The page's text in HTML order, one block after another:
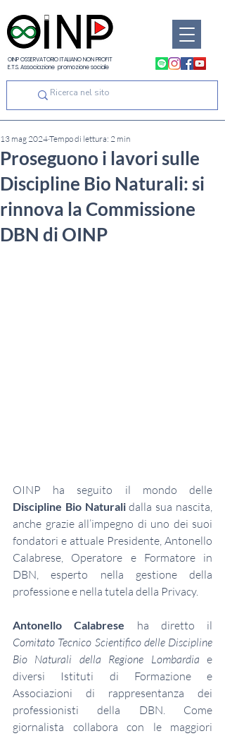
OINP OSSERVATORIO ITALIANO NON PROFIT
E.T.S. Associazione promozione sociale
Proseguono i lavori sulle
Discipline Bio Naturali: si
rinnova la Commissione
DBN di OINP
13 mag 2024Tempo di lettura: 2 min
Discipline Bio Naturali dalla sua nascita,
anche grazie all’impegno di uno dei suoi
fondatori e attuale Presidente, Antonello
Calabrese, Operatore e Formatore in
DBN, esperto nella gestione della
professione e nella tutela della Privacy.
Antonello Calabrese
Comitato Tecnico Scientifico delle Discipline
Bio Naturali della Regione Lombardia e
diversi Istituti di Formazione e
Associazioni di rappresentanza dei
professionisti della DBN. Come
giornalista collabora con le maggiori